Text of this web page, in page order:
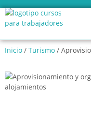
Inicio / Turismo /